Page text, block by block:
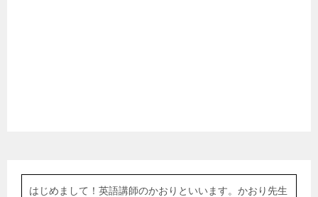
はじめまして！英語講師のかおりといいます。かおり先生